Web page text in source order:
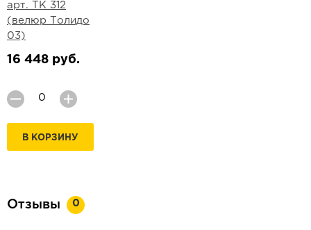
арт. ТК 312
(велюр Толидо
03)
16 448 руб.
В КОРЗИНУ
Отзывы 0